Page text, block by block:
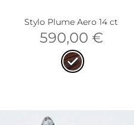
Stylo Plume Aero 14 ct
590,00 €